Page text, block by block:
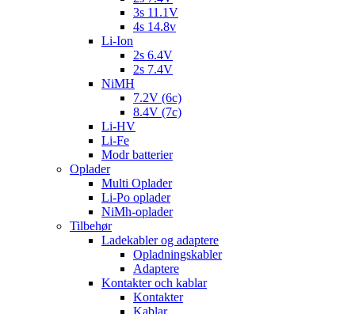
3s 11.1V
4s 14.8v
Li-Ion
2s 6.4V
2s 7.4V
NiMH
7.2V (6c)
8.4V (7c)
Li-HV
Li-Fe
Modr batterier
Oplader
Multi Oplader
Li-Po oplader
NiMh-oplader
Tilbehør
Ladekabler og adaptere
Opladningskabler
Adaptere
Kontakter och kablar
Kontakter
Kablar